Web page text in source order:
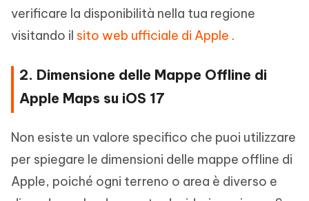
verificare la disponibilità nella tua regione
visitando il sito web ufficiale di Apple .
2. Dimensione delle Mappe Offline di
Apple Maps su iOS 17
Non esiste un valore specifico che puoi utilizzare
per spiegare le dimensioni delle mappe offline di
Apple, poiché ogni terreno o area è diverso e